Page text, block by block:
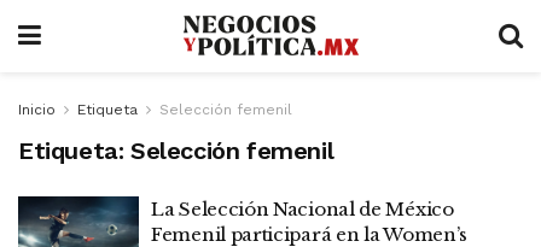
Inicio Etiqueta Selección femenil
Etiqueta: Selección femenil
La Selección Nacional de México
Femenil participará en la Women’s